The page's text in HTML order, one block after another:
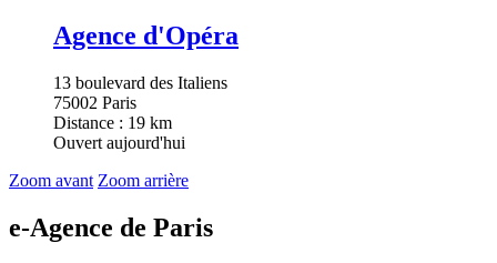
Agence d'Opéra
13 boulevard des Italiens
75002 Paris
Distance : 19 km
Ouvert aujourd'hui
Zoom avant Zoom arrière
e-Agence de Paris